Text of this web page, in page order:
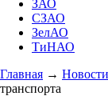
ЗАО
СЗАО
ЗелАО
ТиНАО
Главная → Новости
транспорта